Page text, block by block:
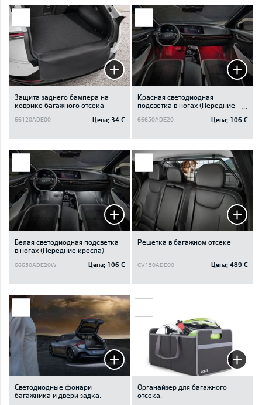
Защита заднего бампера на
коврике багажного отсека
66120ADE00 Цена: 34 €
Красная светодиодная
подсветка в ногах (Передние
66650ADE20 Цена: 106 €
Белая светодиодная подсветка
в ногах (Передние кресла)
66650ADE20W Цена: 106 €
Решетка в багажном отсеке
CV150ADE00 Цена: 489 €
Светодиодные фонари
багажника и двери задка.
Oрганайзер для багажного
отсека.